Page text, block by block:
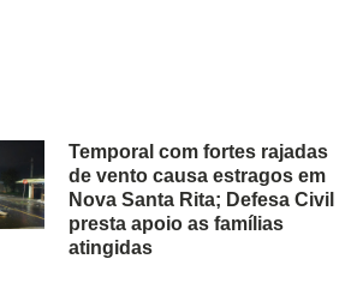
Temporal com fortes rajadas
de vento causa estragos em
Nova Santa Rita; Defesa Civil
presta apoio as famílias
atingidas